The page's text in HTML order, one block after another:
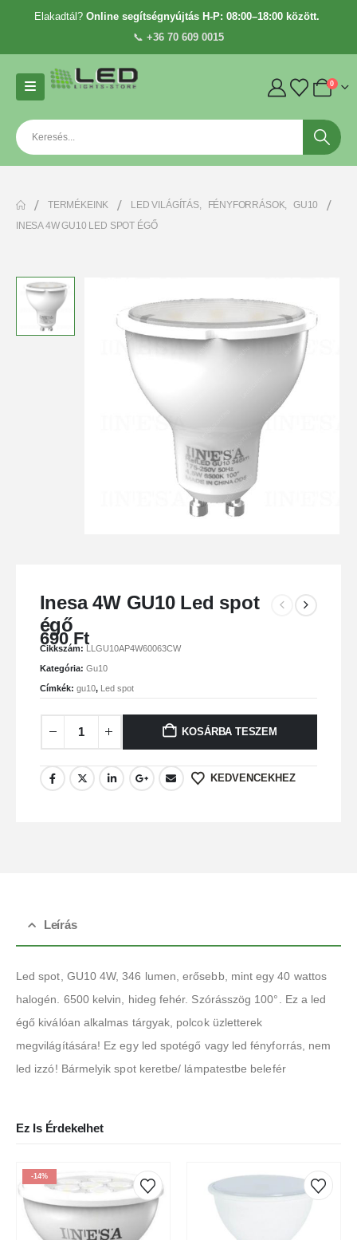
Elakadtál? Online segítségnyújtás H-P: 08:00–18:00 között.
📞 +36 70 609 0015
0
TERMÉKEINK LED VILÁGÍTÁS, FÉNYFORRÁSOK,
GU10
INESA 4W GU10 LED SPOT ÉGŐ
Inesa 4W GU10 Led spot
égő
690Ft
Cikkszám: LLGU10AP4W60063CW
Kategória: Gu10
Címkék: gu10, Led spot
KOSÁRBA TESZEM
KEDVENCEKHEZ
Leírás
Led spot, GU10 4W, 346 lumen, erősebb, mint egy 40 wattos
halogén. 6500 kelvin, hideg fehér. Szórásszög 100°. Ez a led
égő kiválóan alkalmas tárgyak, polcok üzletterek
megvilágítására! Ez egy led spotégő vagy led fényforrás, nem
led izzó! Bármelyik spot keretbe/ lámpatestbe belefér
Ez Is Érdekelhet
-14%